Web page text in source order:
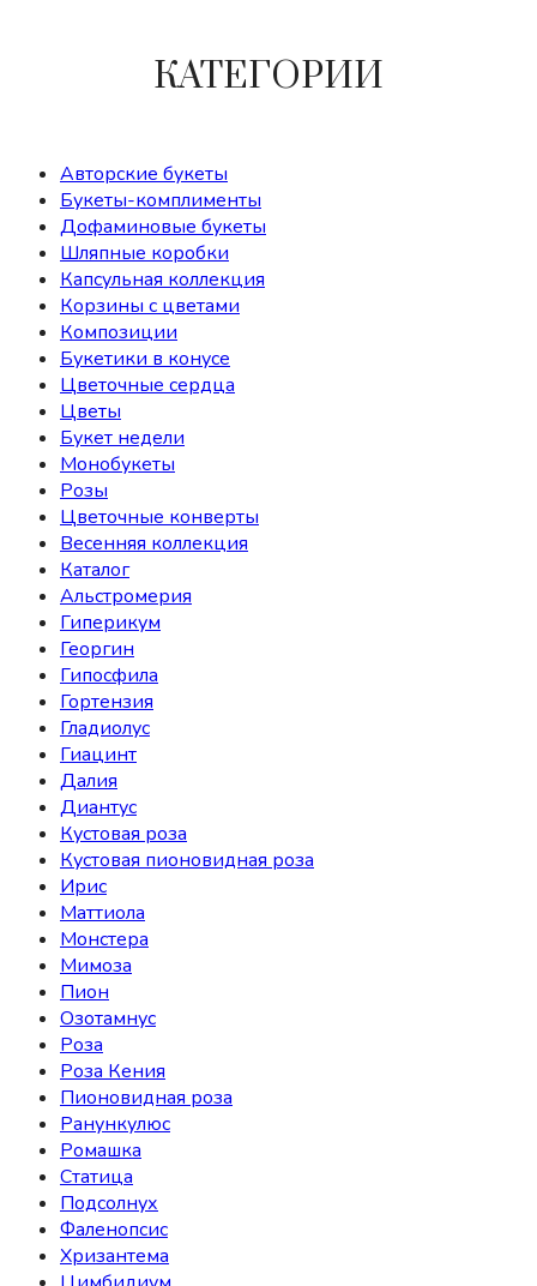
КАТЕГОРИИ
Авторские букеты
Букеты-комплименты
Дофаминовые букеты
Шляпные коробки
Капсульная коллекция
Корзины с цветами
Композиции
Букетики в конусе
Цветочные сердца
Цветы
Букет недели
Монобукеты
Розы
Цветочные конверты
Весенняя коллекция
Каталог
Альстромерия
Гиперикум
Георгин
Гипосфила
Гортензия
Гладиолус
Гиацинт
Далия
Диантус
Кустовая роза
Кустовая пионовидная роза
Ирис
Маттиола
Монстера
Мимоза
Пион
Озотамнус
Роза
Роза Кения
Пионовидная роза
Ранункулюс
Ромашка
Статица
Подсолнух
Фаленопсис
Хризантема